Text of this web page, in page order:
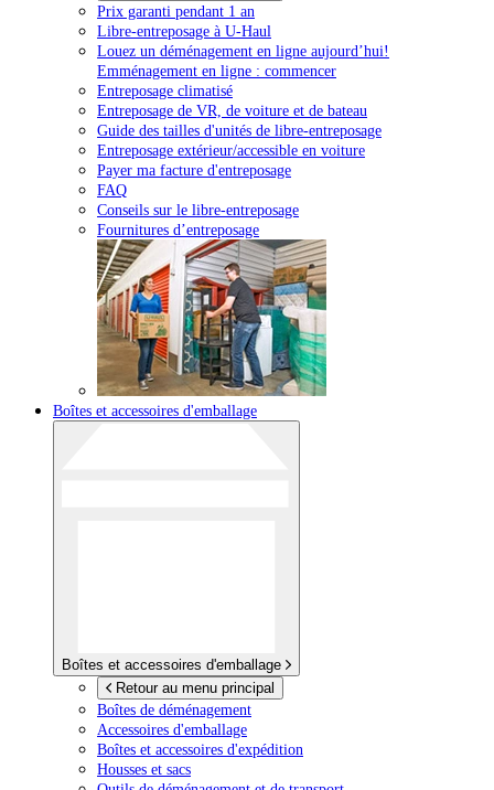
Prix garanti pendant 1 an
Libre-entreposage à U-Haul
Louez un déménagement en ligne aujourd’hui!
Emménagement en ligne : commencer
Entreposage climatisé
Entreposage de VR, de voiture et de bateau
Guide des tailles d'unités de libre-entreposage
Entreposage extérieur/accessible en voiture
Payer ma facture d'entreposage
FAQ
Conseils sur le libre-entreposage
Fournitures d’entreposage
Boîtes et accessoires d'emballage
Boîtes et accessoires d'emballage
Retour au menu principal
Boîtes de déménagement
Accessoires d'emballage
Boîtes et accessoires d'expédition
Housses et sacs